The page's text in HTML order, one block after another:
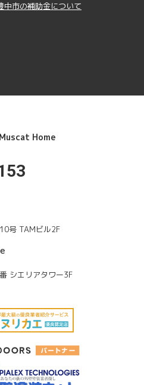
中市の補助金について
Home
号 TAMビル2F
シエリアタワー3F